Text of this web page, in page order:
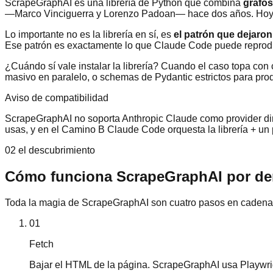
ScrapeGraphAI es una librería de Python que combina grafos
—Marco Vinciguerra y Lorenzo Padoan— hace dos años.
Lo importante no es la librería en sí, es el patrón que
Ese patrón es exactamente lo que Claude Code puede
¿Cuándo sí vale instalar la librería? Cuando el caso topa
masivo en paralelo, o schemas de Pydantic estrictos para
Aviso de compatibilidad
ScrapeGraphAI no soporta Anthropic Claude como provider
usas, y en el Camino B Claude Code orquesta la librería +
02 el descubrimiento
Cómo funciona ScrapeGraphAI por
Toda la magia de ScrapeGraphAI son cuatro pasos en
01
Fetch
Bajar el HTML de la página. ScrapeGraphAI usa